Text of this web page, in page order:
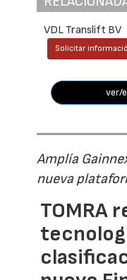
VDL Translift BV
Solicitar
ver/
Amplía
nueva
TOMRA